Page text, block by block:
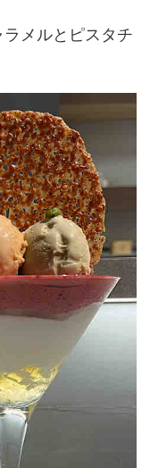
メルとピスタチ